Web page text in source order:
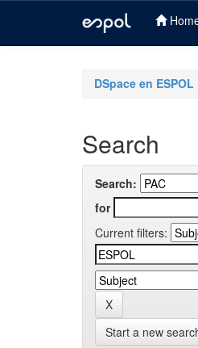
DSpace en ESPOL
Search
Search:
for
Current filters:
Start a new